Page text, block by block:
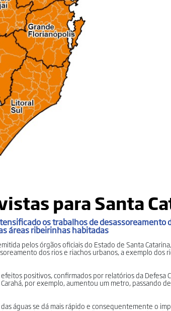
para Santa
os trabalhos de desassoreamento
áreas ribeirinhas habitadas
pelos órgãos oficiais do Estado de Santa
dos rios e riachos urbanos, a exemplo dos
positivos, confirmados por relatórios da Defesa
por exemplo, aumentou um metro, passando
águas se dá mais rápido e consequentemente o